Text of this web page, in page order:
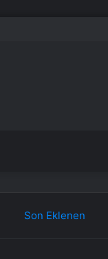
Son Eklenen